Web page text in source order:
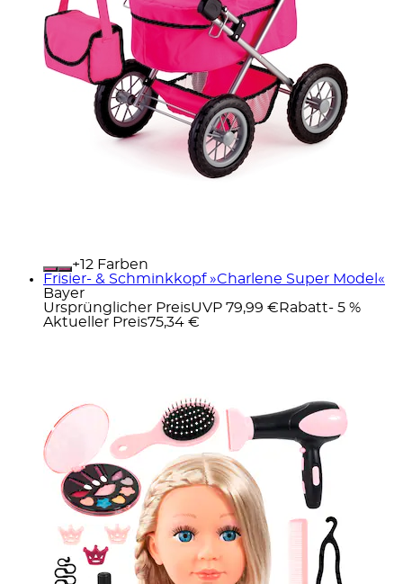
+
Farben
Frisier- & Schminkkopf »Charlene Super Model«
Bayer
Ursprünglicher PreisUVP 79,99 € Rabatt- 5 %
Aktueller Preis75,34 €